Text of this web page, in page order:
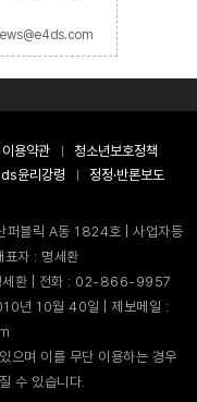
이용약관
청소년보호정책
윤리강령
정정·반론보도
퍼블릭 A동 1824호 | 사업자등
자 : 명세환
세환 | 전화 : 02-866-9957
년 10월 40일 | 제보메일 :
으며 이를 무단 이용하는 경우
수 있습니다.